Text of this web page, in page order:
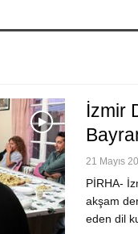
İzmir
21 Mayıs
PİRHA-
akşam
eden dil